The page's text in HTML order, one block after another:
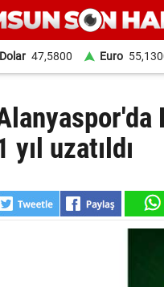
Dolar 47,5800 Euro
yıl uzatıldı